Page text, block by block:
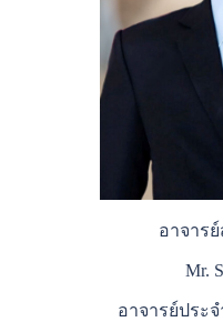
อาจาร
Mr.
อาจารย์ประ